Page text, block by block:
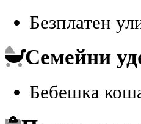
Безплатен
Семейни
Бебешка